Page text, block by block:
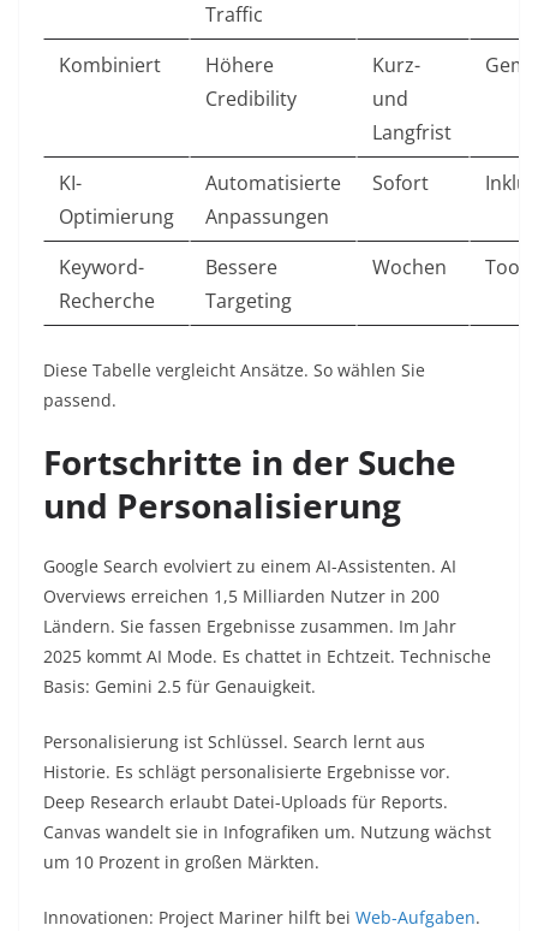
Traffic
Kombiniert
Höhere
Credibility
Kurz-
und
Langfrist
KI-
Optimierung
Automatisierte
Anpassungen
Sofort
Keyword-
Recherche
Bessere
Targeting
Wochen Tool-
Diese Tabelle vergleicht Ansätze. So wählen Sie
passend.​
Fortschritte in der Suche
und Personalisierung
Google Search evolviert zu einem AI-Assistenten. AI
Overviews erreichen 1,5 Milliarden Nutzer in 200
Ländern. Sie fassen Ergebnisse zusammen. Im Jahr
2025 kommt AI Mode. Es chattet in Echtzeit. Technische
Basis: Gemini 2.5 für Genauigkeit.​
Personalisierung ist Schlüssel. Search lernt aus
Historie. Es schlägt personalisierte Ergebnisse vor.
Deep Research erlaubt Datei-Uploads für Reports.
Canvas wandelt sie in Infografiken um. Nutzung wächst
um 10 Prozent in großen Märkten.​
Innovationen: Project Mariner hilft bei Web-Aufgaben.